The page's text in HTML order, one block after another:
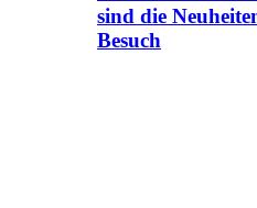
sind die
Besuch